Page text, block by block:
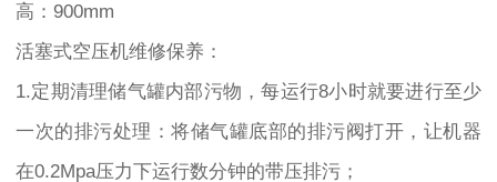
高：900mm
活塞式空压机维修保养：
1.定期清理储气罐内部污物，每运行8小时就要进行至少
一次的排污处理：将储气罐底部的排污阀打开，让机器
在0.2Mpa压力下运行数分钟的带压排污；